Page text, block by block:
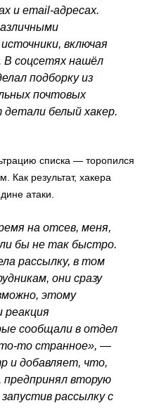
и email-адресах.
включая
В соцсетях нашёл
подборку из
почтовых
белый хакер.
списка — торопился
Как результат, хакера
атаки.
на отсев, меня,
бы не так быстро.
рассылку, в том
они сразу
этому
реакция
сообщали в отдел
то странное», —
и добавляет, что,
вторую
рассылку с